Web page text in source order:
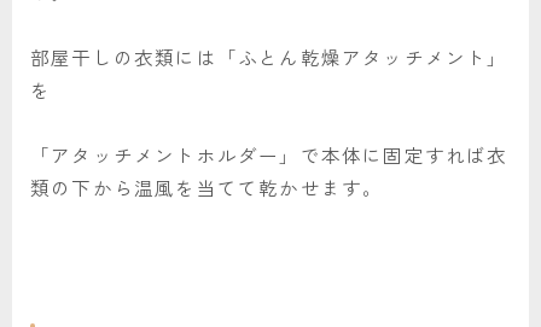
部屋干しの衣類には「ふとん乾燥アタッチメント」
を
「アタッチメントホルダー」で本体に固定すれば衣
類の下から温風を当てて乾かせます。